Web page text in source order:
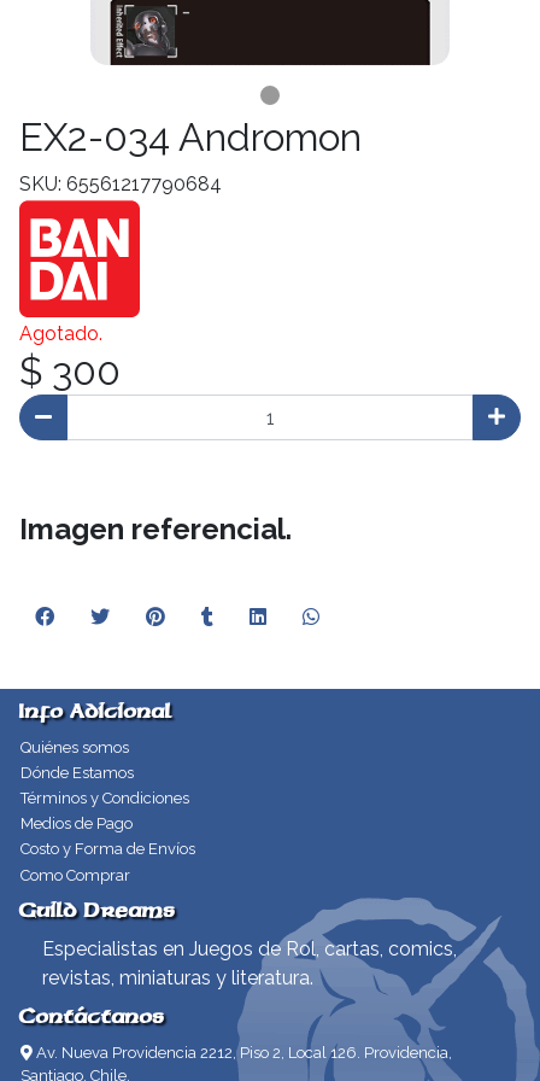
EX2-034 Andromon
SKU: 65561217790684
Agotado.
$ 300
Imagen referencial.
Info Adicional
Quiénes somos
Dónde Estamos
Términos y Condiciones
Medios de Pago
Costo y Forma de Envíos
Como Comprar
Guild Dreams
Especialistas en Juegos de Rol, cartas, comics,
revistas, miniaturas y literatura.
Contáctanos
Av. Nueva Providencia 2212, Piso 2, Local 126. Providencia,
Santiago, Chile.